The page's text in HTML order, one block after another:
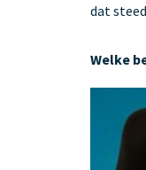
dat
Welke